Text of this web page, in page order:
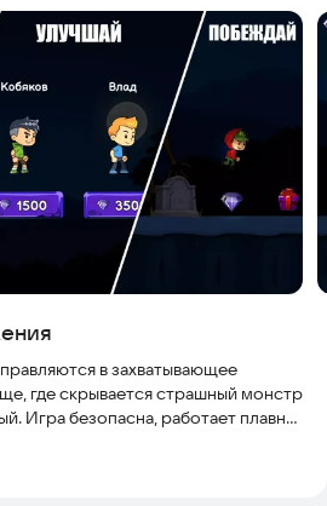
в захватывающее
где скрывается страшный монстр
Игра безопасна, работает плавно
препятствия,